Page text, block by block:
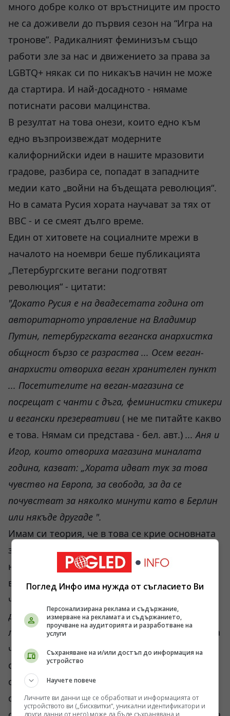
много добре колко от връстниците им просто
не са доживели до първия сезон на “Игра на
тронове”. Радикалният феминизъм също
работи зле за нас и движението за права за
LGBTQ+ някак си по никакъв начин не може
да стартира. И най-досадното - нямаме
потиснати расови малцинства.
В резултат на това онези, които едно към
едно възпроизвеждат модерните
калифорнийски идеи в нашите мразовити
градове, разбира се, попадат в западните
медии като „войни на бъдещата революция“.
Но в самата Русия хората научават за тях от
BBC - и се смеят дълго време.
Един от хитовете на социалните мрежи в
началото на ноември беше публикацията
„Петербургските вегани подготвят
революция“ - цитати:
"Докато Русия е на двадесетата година от
авторитарното управление на Владимир
Путин, петербургската веганска анархистка
общност бързо се разраства ... Осем веган-
анархисти отвориха веган хранителен пункт
... Посетителите на веган-магазина се
посрещат с чанти с дъга, феминистки стикери
и вегански презервативи ( не ме питайте какво
е това. Нямам си представа - бел. авт.) ... Аня и
Игор, които отвориха магазина миналата
година, казват: „Хората идват тук за това
чувство на Европа, за свобода, за да се
почувстват за няколко минути като в Берлин
или някъде другаде ".
Имам си теория, че в това се крие основната
засада. От една страна, всички тези дъгички
няма как да покълнат в Русия, а единствено
възпроизвеждат малко въображаема
чужбина за любителите. От друга страна,
днешна Русия е отворена страна и е доста
лесно да вземете и да заминете за истинската
чужбина. Всъщност тези, които са особено
скърбящи, така и правят. Тоест, те правят
своята лична „кадифена революция“: качват
се на самолет и заминават боси да нагъват
Поглед Инфо има нужда от съгласието Ви
Персонализирана реклама и съдържание,
измерване на рекламата и съдържанието,
проучване на аудиторията и разработване на
услуги
Съхраняване на и/или достъп до информация на
устройство
Научете повече
Личните ви данни ще се обработват и информацията от
устройството ви („бисквитки“, уникални идентификатори и
други данни от него) може да бъде съхранявана и